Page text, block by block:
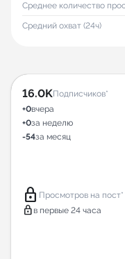
Среднее количество
Средний охват (24ч)
16.0KПодписчиков*
+0вчера
+0за неделю
-54за месяц
lock Просмотров на пост*
lock в первые 24 часа